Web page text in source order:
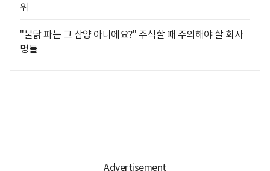
위
"불닭 파는 그 삼양 아니에요?" 주식할 때 주의해야 할 회사
명들